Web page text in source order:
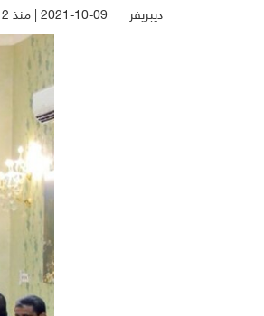
ديبريفر 2021-10-09 | منذ 2 سنة